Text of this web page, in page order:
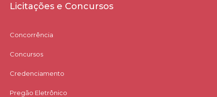
Licitações e Concursos
Concorrência
Concursos
Credenciamento
Pregão Eletrônico